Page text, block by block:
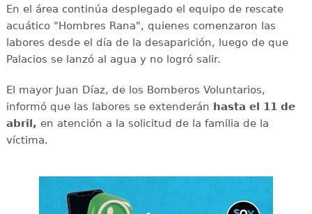
En el área continúa desplegado el equipo de rescate
acuático "Hombres Rana", quienes comenzaron las
labores desde el día de la desaparición, luego de que
Palacios se lanzó al agua y no logró salir.
El mayor Juan Díaz, de los Bomberos Voluntarios,
informó que las labores se extenderán hasta el 11 de
abril, en atención a la solicitud de la familia de la
víctima.